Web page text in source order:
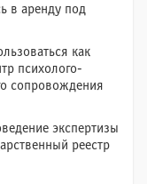
в аренду под
как
психолого-
сопровождения
экспертизы
реестр